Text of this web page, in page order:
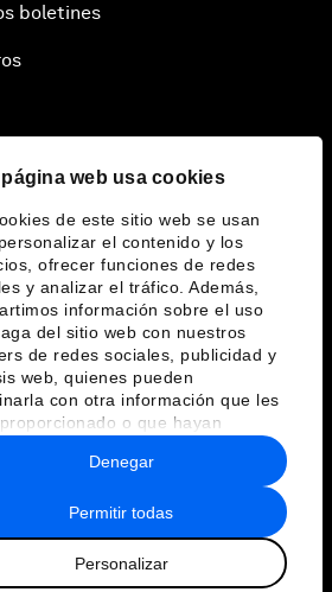
página web usa cookies
de este sitio web se usan
el contenido y los
ofrecer funciones de redes
y analizar el tráfico. Además,
información sobre el uso
del sitio web con nuestros
de redes sociales, publicidad y
web, quienes pueden
con otra información que les
o que hayan
a partir del uso que haya
de sus servicios.
Permitir todas
Personalizar
Denegar
boletines
Foro
idiomas
y normas de uso
Foro Económico Mundial